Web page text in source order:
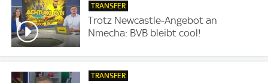
TRANSFER
Trotz Newcastle-Angebot an
Nmecha: BVB bleibt cool!
TRANSFER